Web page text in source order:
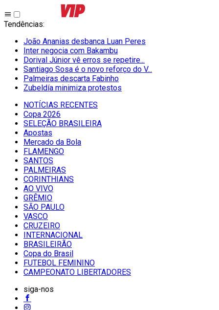
Tendências:
João Ananias desbanca Luan Peres
Inter negocia com Bakambu
Dorival Júnior vê erros se repetire...
Santiago Sosa é o novo reforço do V...
Palmeiras descarta Fabinho
Zubeldía minimiza protestos
NOTÍCIAS RECENTES
Copa 2026
SELEÇÃO BRASILEIRA
Apostas
Mercado da Bola
FLAMENGO
SANTOS
PALMEIRAS
CORINTHIANS
AO VIVO
GRÊMIO
SĀO PAULO
VASCO
CRUZEIRO
INTERNACIONAL
BRASILEIRÃO
Copa do Brasil
FUTEBOL FEMININO
CAMPEONATO LIBERTADORES
siga-nos